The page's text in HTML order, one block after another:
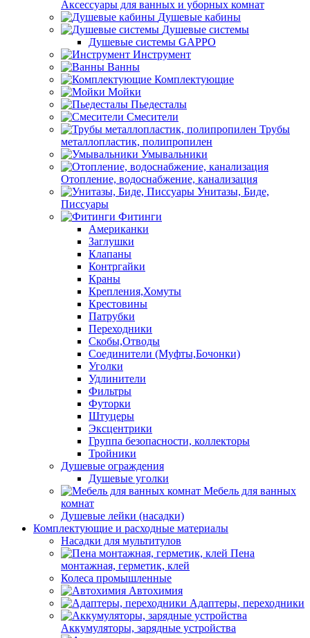
Аксессуары для ванных и уборных комнат
Душевые кабины
Душевые системы
Душевые системы GAPPO
Инструмент
Ванны
Комплектующие
Мойки
Пьедесталы
Смесители
Трубы
металлопластик, полипропилен
Умывальники
Отопление, водоснабжение, канализация
Унитазы, Биде,
Писсуары
Фитинги
Американки
Заглушки
Клапаны
Контргайки
Краны
Крепления,Хомуты
Крестовины
Патрубки
Переходники
Скобы,Отводы
Соединители (Муфты,Бочонки)
Уголки
Удлинители
Фильтры
Футорки
Штуцеры
Эксцентрики
Группа безопасности, коллекторы
Тройники
Душевые ограждения
Душевые уголки
Мебель для ванных
комнат
Душевые лейки (насадки)
Комплектующие и расходные материалы
Насадки для мультитулов
Пена
монтажная, герметик, клей
Колеса промышленные
Автохимия
Адаптеры, переходники
Аккумуляторы, зарядные устройства